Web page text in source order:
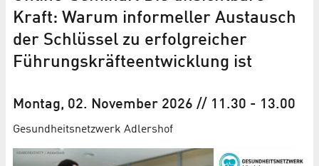
Kraft: Warum informeller Austausch
der Schlüssel zu erfolgreicher
Führungs­kräfte­entwicklung ist
Montag, 02. November 2026 // 11.30 - 13.00
Gesundheitsnetzwerk Adlershof